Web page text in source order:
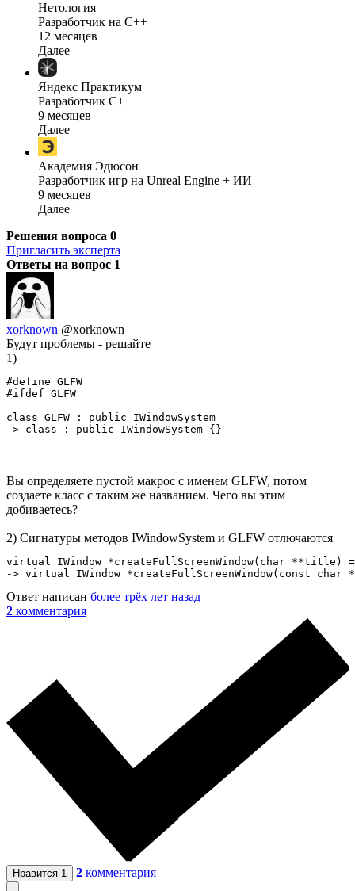
Нетология
Разработчик на C++
12 месяцев
Далее
Яндекс Практикум
Разработчик C++
9 месяцев
Далее
Академия Эдюсон
Разработчик игр на Unreal Engine + ИИ
9 месяцев
Далее
Решения вопроса 0
Пригласить эксперта
Ответы на вопрос 1
xorknown @xorknown
Будут проблемы - решайте
1)
#define GLFW
#ifdef GLFW
class GLFW : public IWindowSystem
-> class : public IWindowSystem {}
Вы определяете пустой макрос с именем GLFW, потом
создаете класс с таким же названием. Чего вы этим
добиваетесь?
2) Сигнатуры методов IWindowSystem и GLFW отлючаются
virtual IWindow *createFullScreenWindow(char **title)
-> virtual IWindow *createFullScreenWindow(const
Ответ написан более трёх лет назад
2 комментария
Нравится 1 2 комментария